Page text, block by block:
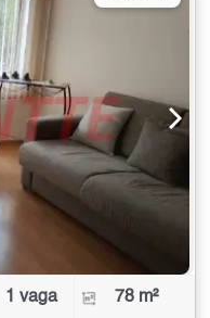
1 vaga 78 m²